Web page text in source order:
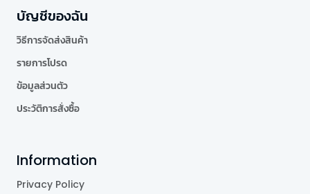
บัญชีของฉัน
วิธีการจัดส่งสินค้า
รายการโปรด
ข้อมูลส่วนตัว
ประวัติการสั่งซื้อ
Information
Privacy Policy